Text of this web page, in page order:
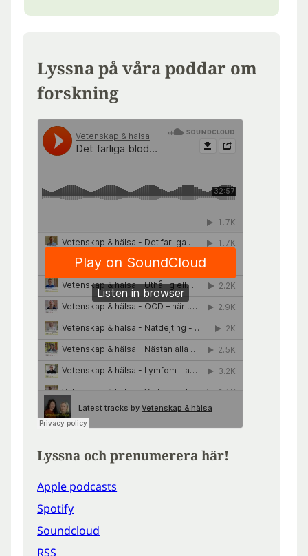
Lyssna på våra poddar om
forskning
Lyssna och prenumerera här!
Apple podcasts
Spotify
Soundcloud
RSS